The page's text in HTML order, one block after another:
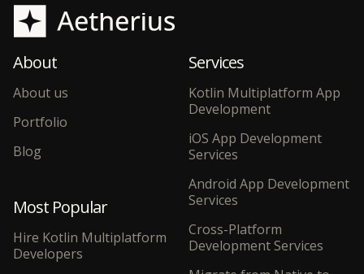
About
About us
Portfolio
Blog
Most Popular
Hire Kotlin Multiplatform
Developers
Services
Kotlin Multiplatform App
Development
iOS App Development
Services
Android App Development
Services
Cross-Platform
Development Services